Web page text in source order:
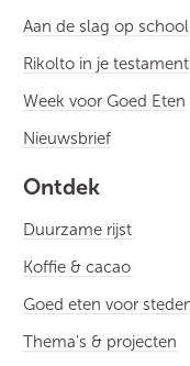
Aan de slag op school
Rikolto in je testament
Week voor Goed Eten
Nieuwsbrief
Ontdek
Duurzame rijst
Koffie & cacao
Goed eten voor
Thema's & projecten